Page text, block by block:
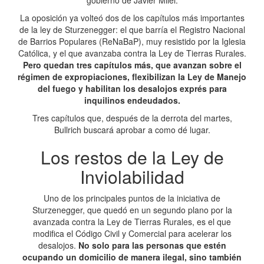
La oposición ya volteó dos de los capítulos más importantes
de la ley de Sturzenegger: el que barría el Registro Nacional
de Barrios Populares (ReNaBaP), muy resistido por la Iglesia
Católica, y el que avanzaba contra la Ley de Tierras Rurales.
Pero quedan tres capítulos más, que avanzan sobre el
régimen de expropiaciones, flexibilizan la Ley de Manejo
del fuego y habilitan los desalojos exprés para
inquilinos endeudados.
Tres capítulos que, después de la derrota del martes,
Bullrich buscará aprobar a como dé lugar.
Los restos de la Ley de
Inviolabilidad
Uno de los principales puntos de la iniciativa de
Sturzenegger, que quedó en un segundo plano por la
avanzada contra la Ley de Tierras Rurales, es el que
modifica el Código Civil y Comercial para acelerar los
desalojos. No solo para las personas que estén
ocupando un domicilio de manera ilegal, sino también